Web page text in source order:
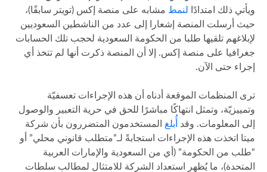
ويأتي ذلك امتدادًا لنمط مشابه على منصة إكس (تويتر سابقًا)،
حيث أرسلت المنصة إشعارا إلى عدد من الناشطين السعوديين
لإبلاغهم تلقيها طلبا من الحكومة السعودية لحجب تلك الحسابات
جغرافيا على منصة إكس. إلا أن المنصة ذكرت أنها لم تتخذ أي
إجراء حتى الآن.
ترى المنظمات الموقعة أدناه أن هذه الإجراءات تعسفيّة
وتمييزيّة، وتمثل انتهاكًا مباشرًا للحق في حرية التعبير والوصول
إلى المعلومات. وقد أُبلغ المستخدمون المتضررون بأن شركة
ميتا اتخذت هذه الإجراءات استجابةً لـ”متطلب قانوني محلي” أو
“طلب من الحكومة” (أي من السعودية والإمارات العربية
المتحدة)، ما يُظهر استعداد الشركة للامتثال لمطالب سلطات